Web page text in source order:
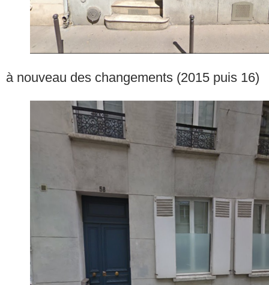
à nouveau des changements (2015 puis 16)